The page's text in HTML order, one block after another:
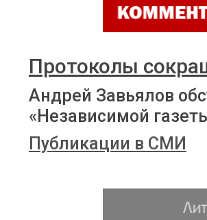
Протоколы
Андрей Завьялов
«Независимой
Публикации в СМИ